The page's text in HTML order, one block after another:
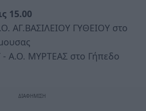
15.00
ΑΓ.ΒΑΣΙΛΕΙΟΥ ΓΥΘΕΙΟΥ στο
Α.Ο. ΜΥΡΤΕΑΣ στο Γήπεδο